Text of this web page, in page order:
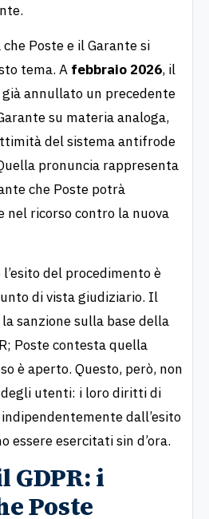
Poste e il Garante si
tema. A febbraio 2026, il
già annullato un precedente
su materia analoga,
del sistema antifrode
pronuncia rappresenta
che Poste potrà
nel ricorso contro la nuova
del procedimento è
di vista giudiziario. Il
sanzione sulla base della
Poste contesta quella
è aperto. Questo, però, non
degli utenti: i loro diritti di
dall’esito
essere esercitati sin d’ora.
GDPR: i
Poste